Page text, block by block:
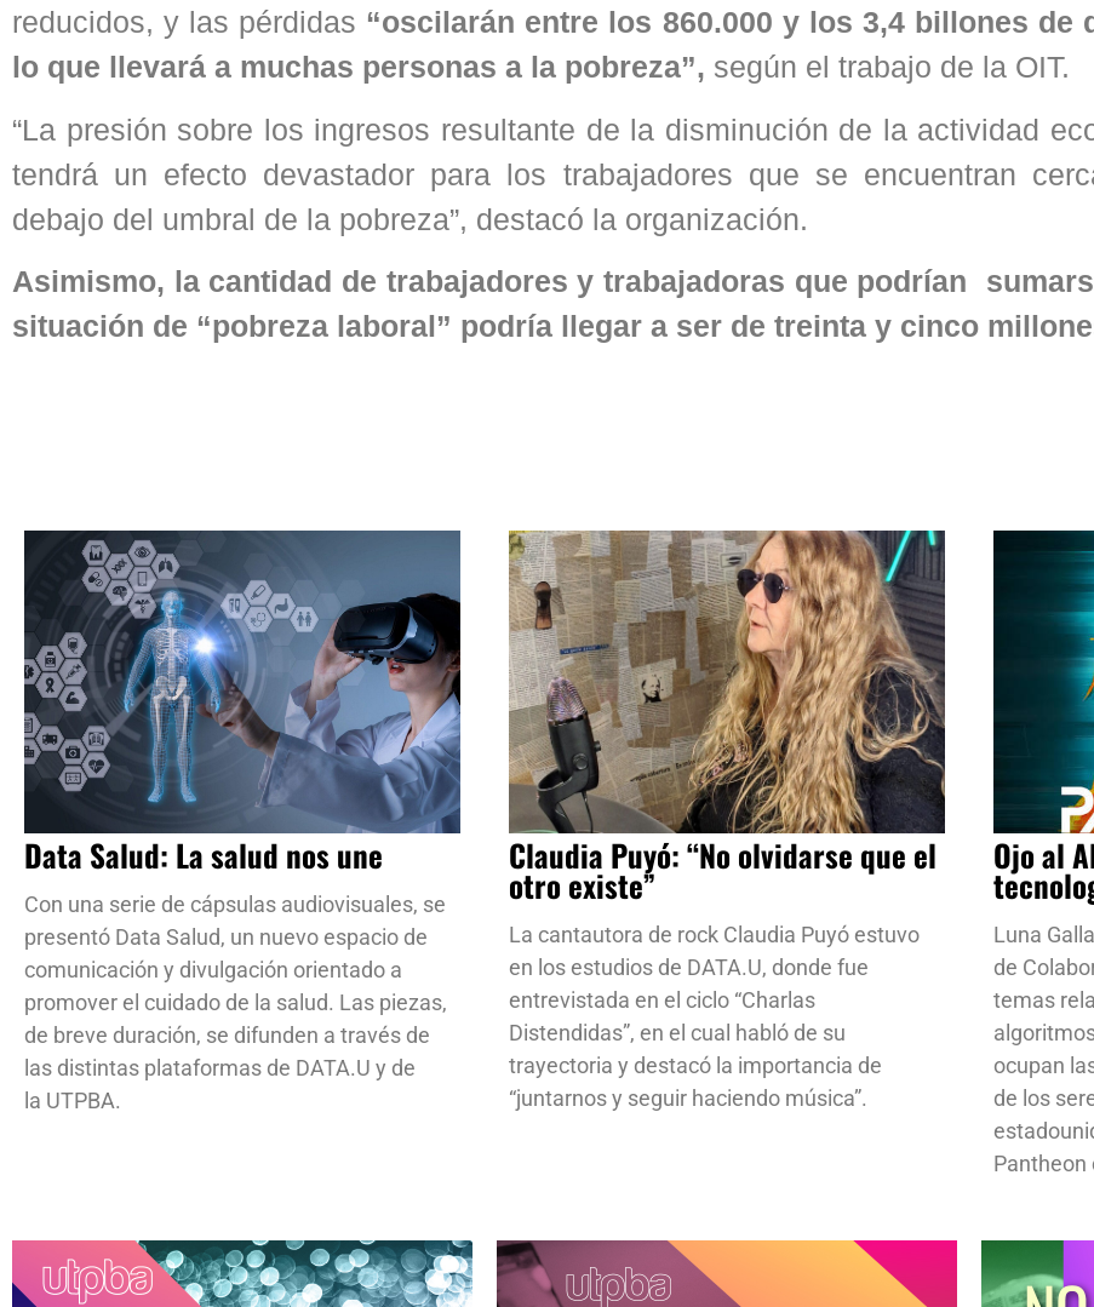
reducidos, y las pérdidas “oscilarán entre los 860.000 y los 3,4 billones de
lo que llevará a muchas personas a la pobreza”, según el trabajo de la OIT.
“La presión sobre los ingresos resultante de la disminución de la actividad
tendrá un efecto devastador para los trabajadores que se encuentran
debajo del umbral de la pobreza”, destacó la organización.
Asimismo, la cantidad de trabajadores y trabajadoras que podrían
situación de “pobreza laboral” podría llegar a ser de treinta y cinco
Data Salud: La salud nos une
Con una serie de cápsulas audiovisuales, se
presentó Data Salud, un nuevo espacio de
comunicación y divulgación orientado a
promover el cuidado de la salud. Las piezas,
de breve duración, se difunden a través de
las distintas plataformas de DATA.U y de
la UTPBA.
Claudia Puyó: “No olvidarse que el
otro existe”
La cantautora de rock Claudia Puyó estuvo
en los estudios de DATA.U, donde fue
entrevistada en el ciclo “Charlas
Distendidas”, en el cual habló de su
trayectoria y destacó la importancia de
“juntarnos y seguir haciendo música”.
Ojo al
Luna
de
temas
ocupan
de los
Pantheon